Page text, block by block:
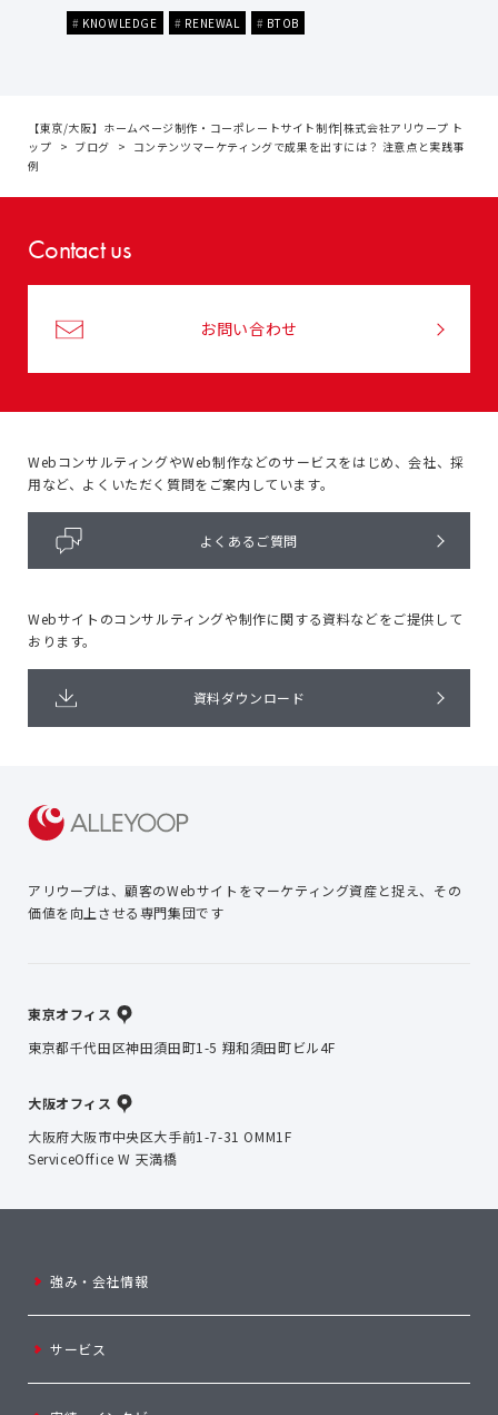
KNOWLEDGE RENEWAL BTOB
【東京/大阪】ホームページ制作・コーポレートサイト制作|株式会社アリウープ ト
ップ
ブログ
コンテンツマーケティングで成果を出すには？ 注意点と実践事
例
Contact us
お問い合わせ
WebコンサルティングやWeb制作などのサービスをはじめ、会社、採
用など、よくいただく質問をご案内しています。
よくあるご質問
Webサイトのコンサルティングや制作に関する資料などをご提供して
おります。
資料ダウンロード
アリウープは、顧客のWebサイトをマーケティング資産と捉え、 その
価値を向上させる専門集団です
東京オフィス
東京都千代田区神田須田町1-5 翔和須田町ビル4F
大阪オフィス
大阪府大阪市中央区大手前1-7-31 OMM1F
ServiceOffice W 天満橋
強み・会社情報
サービス